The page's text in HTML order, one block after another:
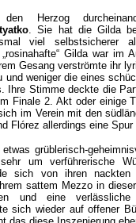
Herzog
. Sie hat die Gilda
viel selbstsicherer
Gilda war im
Gesang verströmte ihr
und weniger die eines
Ihre Stimme deckte die
Finale 2. Akt oder einige
im Verein mit den
Flórez allerdings eine Spur
grüblerisch-
um verführerische
sich von ihren
sattem Mezzo in
und eine
sich wieder auf offener